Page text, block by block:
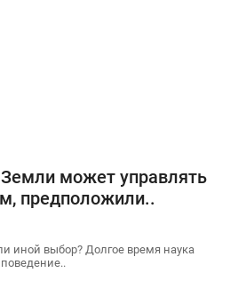
может управлять
предположили..
иной выбор? Долгое время наука